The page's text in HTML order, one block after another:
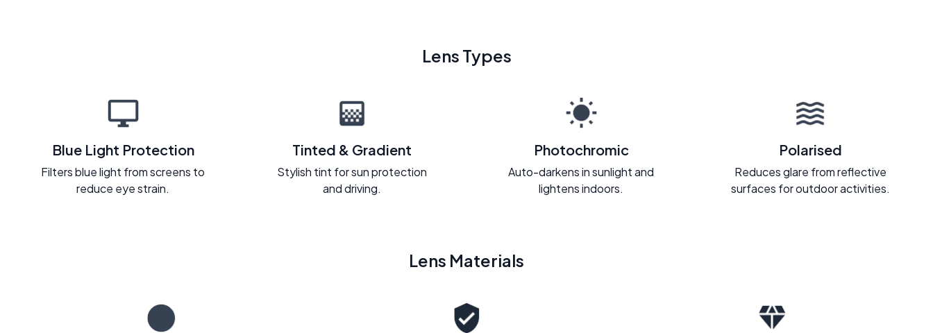
Lens Types
Blue Light Protection
Filters blue light from screens to
reduce eye strain.
Tinted & Gradient
Stylish tint for sun protection
and driving.
Photochromic
Auto-darkens in sunlight and
lightens indoors.
Polarised
Reduces glare from reflective
surfaces for outdoor activities.
Lens Materials